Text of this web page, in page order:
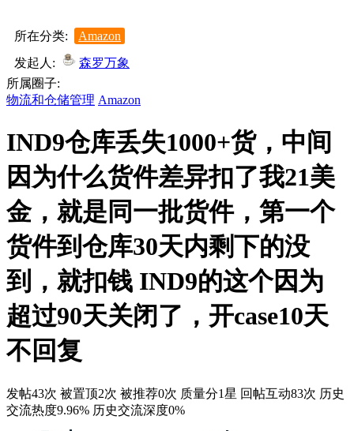
所在分类:
Amazon
发起人:
森罗万象
所属圈子:
物流和仓储管理 Amazon
IND9仓库丢失1000+货，中间
因为什么货件差异扣了我21美
金，就是同一批货件，第一个
货件到仓库30天内剩下的没
到，就扣钱 IND9的这个因为
超过90天关闭了，开case10天
不回复
发帖43次 被置顶2次 被推荐0次 质量分1星 回帖互动83次 历史
交流热度9.96% 历史交流深度0%